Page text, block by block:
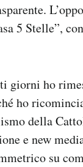
5 Stelle”,
giorni ho
ho
della
e new
su